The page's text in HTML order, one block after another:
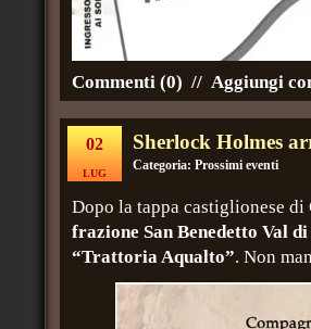
Commenti (0) // Aggiungi
02
LUG
Sherlock Holmes
Categoria: Prossimi eventi
Dopo la tappa castiglionese
frazione San Benedetto Val
“Trattoria Aqualto”. Non